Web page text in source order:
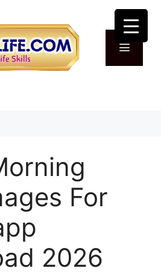
For
2026